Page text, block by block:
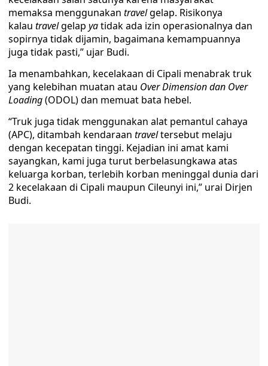
memaksa menggunakan travelgelap. Risikonya
kalau travelgelap yatidak ada izin operasionalnya dan
sopirnya tidak dijamin, bagaimana kemampuannya
juga tidak pasti,” ujar Budi.
Ia menambahkan, kecelakaan di Cipali menabrak truk
yang kelebihan muatan atau Over Dimension dan Over
Loading(ODOL) dan memuat bata hebel.
“Truk juga tidak menggunakan alat pemantul cahaya
(APC), ditambah kendaraan traveltersebut melaju
dengan kecepatan tinggi. Kejadian ini amat kami
sayangkan, kami juga turut berbelasungkawa atas
keluarga korban, terlebih korban meninggal dunia dari
2 kecelakaan di Cipali maupun Cileunyi ini,” urai Dirjen
Budi.